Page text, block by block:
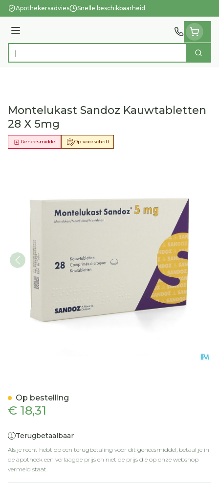
Ga naar de inhoud
Apothekersadvies Snelle beschikbaarheid
Menu
Product, merk, categorie... Zoek
Montelukast Sandoz Kauwtabletten
28 X 5mg
Op voorschrift
Geneesmiddel
€ 18,31
Terugbetaalbaar
Als je recht hebt op een terugbetaling voor dit geneesmiddel, betaal je in
de apotheek een verlaagde prijs en niet de prijs die op onze webshop
vermeld staat.
Op bestelling